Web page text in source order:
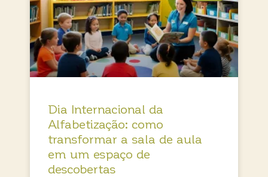
Dia Internacional da
Alfabetização: como
transformar a sala de aula
em um espaço de
descobertas